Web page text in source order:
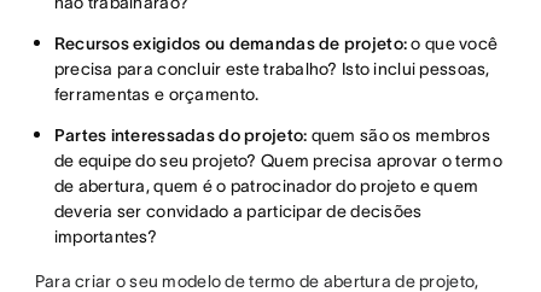
Recursos exigidos ou demandas de projeto:o que você
precisa para concluir este trabalho? Isto inclui pessoas,
ferramentas e orçamento.
Partes interessadas do projeto: quem são os membros
de equipe do seu projeto? Quem precisa aprovar o termo
de abertura, quem é o patrocinador do projeto e quem
deveria ser convidado a participar de decisões
importantes?
Para criar o seu modelo de termo de abertura de projeto,